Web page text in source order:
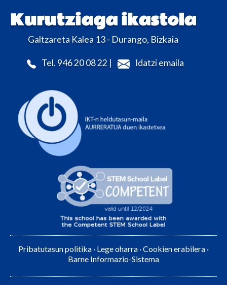
Kurutziaga ikastola
Galtzareta Kalea 13 - Durango, Bizkaia
Tel. 946 20 08 22 | Idatzi emaila
Pribatutasun politika · Lege oharra ·Cookien erabilera ·
Barne Informazio-Sistema